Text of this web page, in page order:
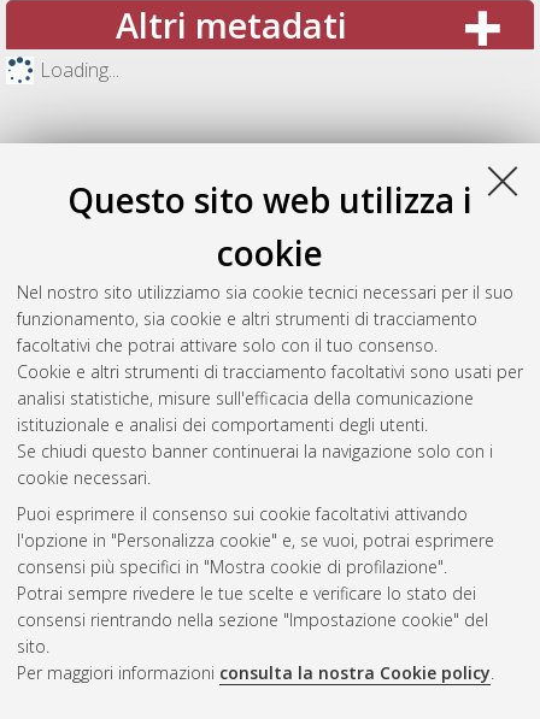
Questo sito web utilizza i
cookie
Nel nostro sito utilizziamo sia cookie tecnici necessari per il suo
funzionamento, sia cookie e altri strumenti di tracciamento
facoltativi che potrai attivare solo con il tuo consenso.
Cookie e altri strumenti di tracciamento facoltativi sono usati per
analisi statistiche, misure sull'efficacia della comunicazione
istituzionale e analisi dei comportamenti degli utenti.
Se chiudi questo banner continuerai la navigazione solo con i
cookie necessari.
Puoi esprimere il consenso sui cookie facoltativi attivando
l'opzione in "Personalizza cookie" e, se vuoi, potrai esprimere
consensi più specifici in "Mostra cookie di profilazione".
Potrai sempre rivedere le tue scelte e verificare lo stato dei
consensi rientrando nella sezione "Impostazione cookie" del
sito.
Per maggiori informazioni consulta la nostra Cookie policy.
Altri metadati
Loading...
Gestione del documento:
Atom
Rss 1.0
Rss 2.0
ISSN: 2038-7946